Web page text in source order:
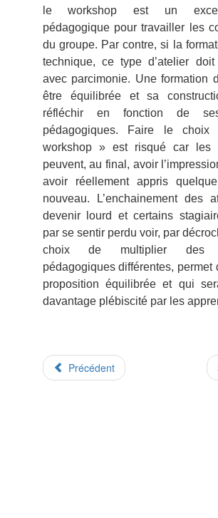
le workshop est un
pédagogique pour travailler les
du groupe. Par contre, si la
technique, ce type d’atelier
avec parcimonie. Une formation
être équilibrée et sa
réfléchir en fonction de
pédagogiques. Faire le
workshop » est risqué car les
peuvent, au final, avoir
avoir réellement appris
nouveau. L’enchainement des
devenir lourd et certains
par se sentir perdu voir, par
choix de multiplier des
pédagogiques différentes, permet
proposition équilibrée et qui
davantage plébiscité par les
Précédent